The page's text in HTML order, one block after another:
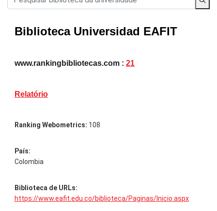
Biblioteca Universidad EAFIT
www.rankingbibliotecas.com : 21
Relatório
Ranking Webometrics: 108
País:
Colombia
Biblioteca de URLs:
https://www.eafit.edu.co/biblioteca/Paginas/Inicio.aspx